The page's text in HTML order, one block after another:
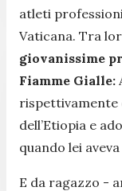
atleti
Vaticana. Tra
giovanissime
Fiamme Gialle:
rispettivamente
dell’Etiopia e
quando lei
E da ragazzo -